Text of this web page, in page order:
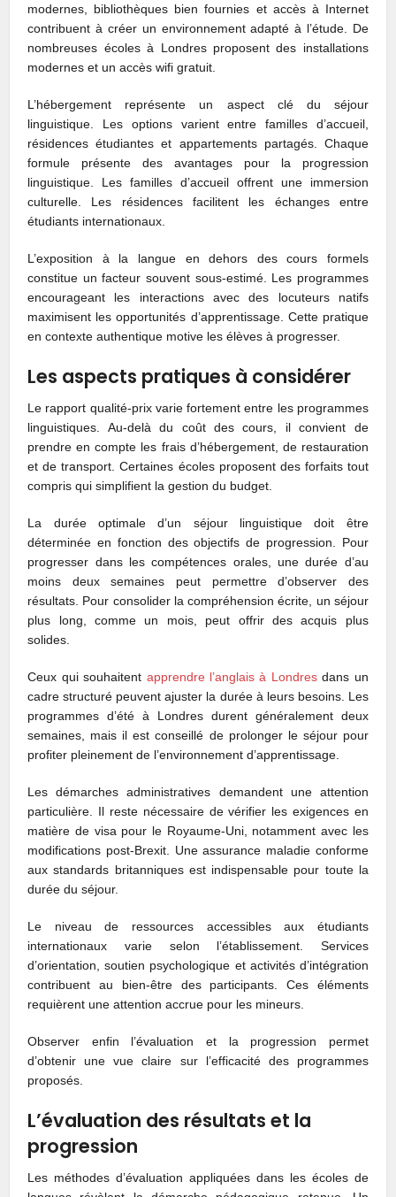
modernes, bibliothèques bien fournies et accès à Internet
contribuent à créer un environnement adapté à l’étude. De
nombreuses écoles à Londres proposent des installations
modernes et un accès wifi gratuit.
L’hébergement représente un aspect clé du séjour
linguistique. Les options varient entre familles d’accueil,
résidences étudiantes et appartements partagés. Chaque
formule présente des avantages pour la progression
linguistique. Les familles d’accueil offrent une immersion
culturelle. Les résidences facilitent les échanges entre
étudiants internationaux.
L’exposition à la langue en dehors des cours formels
constitue un facteur souvent sous-estimé. Les programmes
encourageant les interactions avec des locuteurs natifs
maximisent les opportunités d’apprentissage. Cette pratique
en contexte authentique motive les élèves à progresser.
Les aspects pratiques à considérer
Le rapport qualité-prix varie fortement entre les programmes
linguistiques. Au-delà du coût des cours, il convient de
prendre en compte les frais d’hébergement, de restauration
et de transport. Certaines écoles proposent des forfaits tout
compris qui simplifient la gestion du budget.
La durée optimale d’un séjour linguistique doit être
déterminée en fonction des objectifs de progression. Pour
progresser dans les compétences orales, une durée d’au
moins deux semaines peut permettre d’observer des
résultats. Pour consolider la compréhension écrite, un séjour
plus long, comme un mois, peut offrir des acquis plus
solides.
Ceux qui souhaitent apprendre l’anglais à Londresdans un
cadre structuré peuvent ajuster la durée à leurs besoins. Les
programmes d’été à Londres durent généralement deux
semaines, mais il est conseillé de prolonger le séjour pour
profiter pleinement de l’environnement d’apprentissage.
Les démarches administratives demandent une attention
particulière. Il reste nécessaire de vérifier les exigences en
matière de visa pour le Royaume-Uni, notamment avec les
modifications post-Brexit. Une assurance maladie conforme
aux standards britanniques est indispensable pour toute la
durée du séjour.
Le niveau de ressources accessibles aux étudiants
internationaux varie selon l’établissement. Services
d’orientation, soutien psychologique et activités d’intégration
contribuent au bien-être des participants. Ces éléments
requièrent une attention accrue pour les mineurs.
Observer enfin l’évaluation et la progression permet
d’obtenir une vue claire sur l’efficacité des programmes
proposés.
L’évaluation des résultats et la
progression
Les méthodes d’évaluation appliquées dans les écoles de